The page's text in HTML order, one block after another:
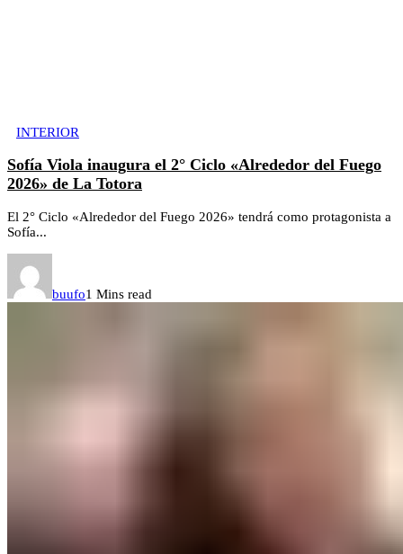
INTERIOR
Sofía Viola inaugura el 2° Ciclo «Alrededor del Fuego
2026» de La Totora
El 2° Ciclo «Alrededor del Fuego 2026» tendrá como protagonista a
Sofía...
buufo1 Mins read